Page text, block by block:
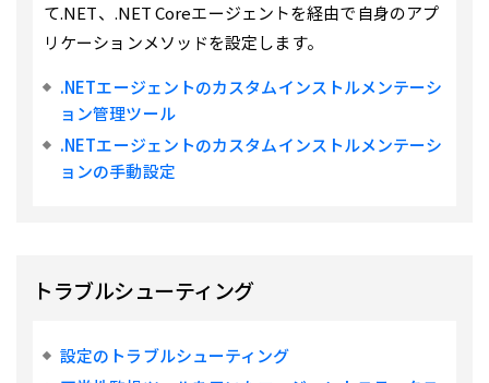
て.NET、.NET Coreエージェントを経由で自身のアプ
リケーションメソッドを設定します。
.NETエージェントのカスタムインストルメンテーシ
ョン管理ツール
.NETエージェントのカスタムインストルメンテーシ
ョンの手動設定
トラブルシューティング
設定のトラブルシューティング